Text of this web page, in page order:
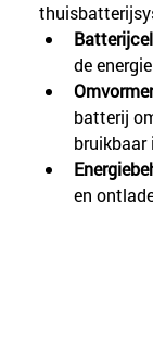
de
batterij
bruikbaar
en